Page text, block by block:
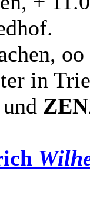
in
und